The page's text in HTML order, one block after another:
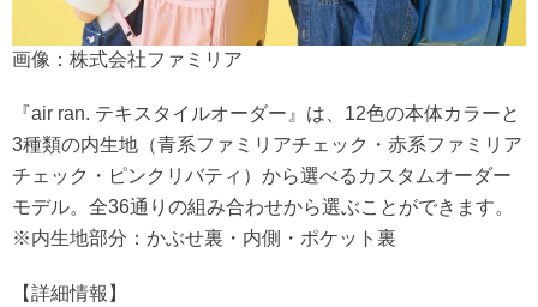
画像：株式会社ファミリア
『air ran. テキスタイルオーダー』は、12色の本体カラーと
3種類の内生地（青系ファミリアチェック・赤系ファミリア
チェック・ピンクリバティ）から選べるカスタムオーダー
モデル。全36通りの組み合わせから選ぶことができます。
※内生地部分：かぶせ裏・内側・ポケット裏
【詳細情報】